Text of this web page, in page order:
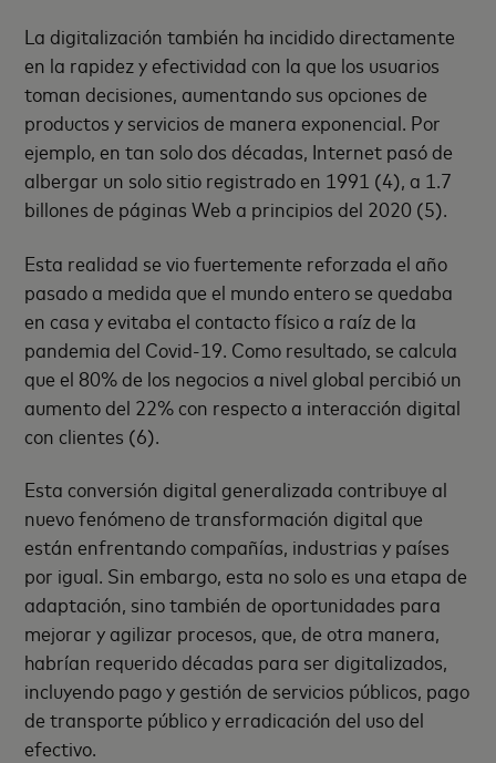
La digitalización también ha incidido directamente
en la rapidez y efectividad con la que los usuarios
toman decisiones, aumentando sus opciones de
productos y servicios de manera exponencial. Por
ejemplo, en tan solo dos décadas, Internet pasó de
albergar un solo sitio registrado en 1991 (4), a 1.7
billones de páginas Web a principios del 2020 (5).
Esta realidad se vio fuertemente reforzada el año
pasado a medida que el mundo entero se quedaba
en casa y evitaba el contacto físico a raíz de la
pandemia del Covid-19. Como resultado, se calcula
que el 80% de los negocios a nivel global percibió un
aumento del 22% con respecto a interacción digital
con clientes (6).
Esta conversión digital generalizada contribuye al
nuevo fenómeno de transformación digital que
están enfrentando compañías, industrias y países
por igual. Sin embargo, esta no solo es una etapa de
adaptación, sino también de oportunidades para
mejorar y agilizar procesos, que, de otra manera,
habrían requerido décadas para ser digitalizados,
incluyendo pago y gestión de servicios públicos, pago
de transporte público y erradicación del uso del
efectivo.